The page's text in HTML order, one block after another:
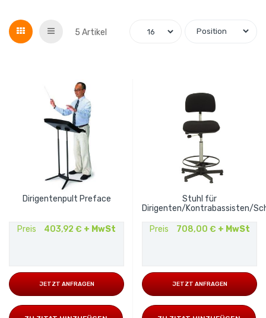
Grid List 5 Artikel
Dirigentenpult Preface
Preis 403,92 € + MwSt
JETZT ANFRAGEN
Stuhl für
Dirigenten/Kontrabassisten/
Preis 708,00 € + MwSt
JETZT ANFRAGEN